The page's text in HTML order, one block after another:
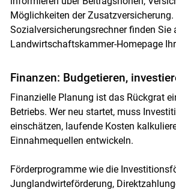
Möglichkeiten der Zusatzversicherung.
Sozialversicherungsrechner finden Sie
Landwirtschaftskammer-Homepage
Finanzen: Budgetieren,
Finanzielle Planung ist das Rückgrat
Betriebs. Wer neu startet, muss
einschätzen, laufende Kosten
Einnahmequellen entwickeln.
Förderprogramme wie die
Junglandwirteförderung,